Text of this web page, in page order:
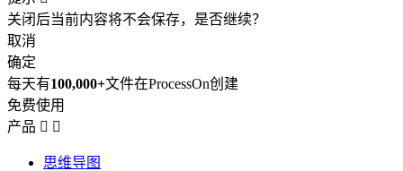
关闭后当前内容将不会保存，是否继续？
取消
确定
每天有100,000+文件在ProcessOn创建
免费使用
产品  
思维导图